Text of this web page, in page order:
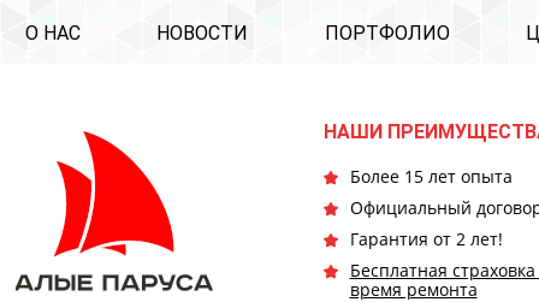
О НАС НОВОСТИ ПОРТФОЛИО
НАШИ
Более 15 лет опыта
Официальный
Гарантия от 2 лет!
Бесплатная
время ремонта